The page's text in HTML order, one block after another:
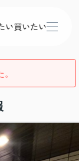
い買いたい